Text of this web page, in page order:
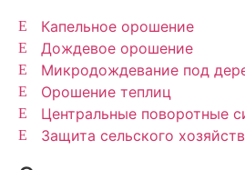
Капельное орошение
Дождевое орошение
Микродождевание под
Орошение теплиц
Центральные поворотные
Защита сельского